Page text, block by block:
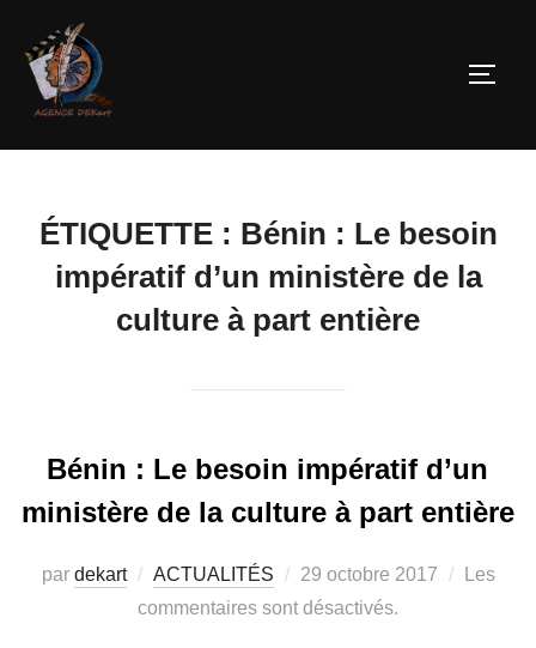
ÉTIQUETTE : Bénin : Le besoin
impératif d’un ministère de la
culture à part entière
Bénin : Le besoin impératif d’un
ministère de la culture à part entière
par dekart ACTUALITÉS 29 octobre 2017
Les
commentaires sont désactivés.